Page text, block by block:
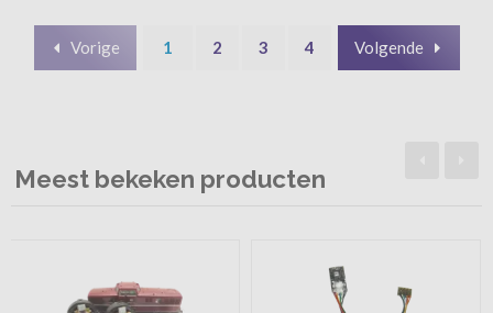
Vorige 1 2 3 4 Volgende
Meest bekeken producten